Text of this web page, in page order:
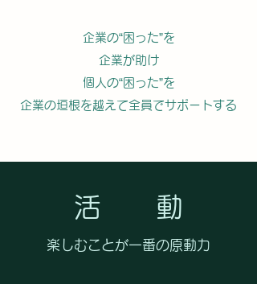
企業の“困った”を
企業が助け
個人の“困った”を
企業の垣根を越えて全員でサポートする
活 動
楽しむことが一番の原動力